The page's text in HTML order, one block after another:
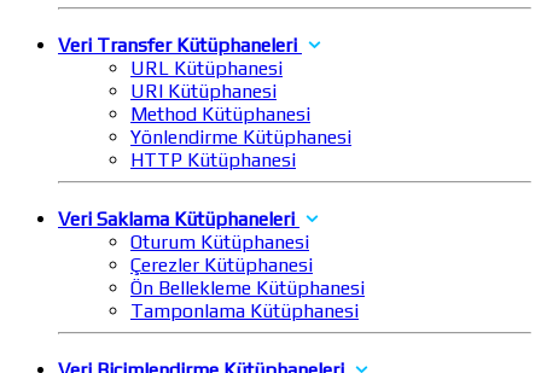
Veri Transfer Kütüphaneleri
URL Kütüphanesi
URI Kütüphanesi
Method Kütüphanesi
Yönlendirme Kütüphanesi
HTTP Kütüphanesi
Veri Saklama Kütüphaneleri
Oturum Kütüphanesi
Çerezler Kütüphanesi
Ön Bellekleme Kütüphanesi
Tamponlama Kütüphanesi